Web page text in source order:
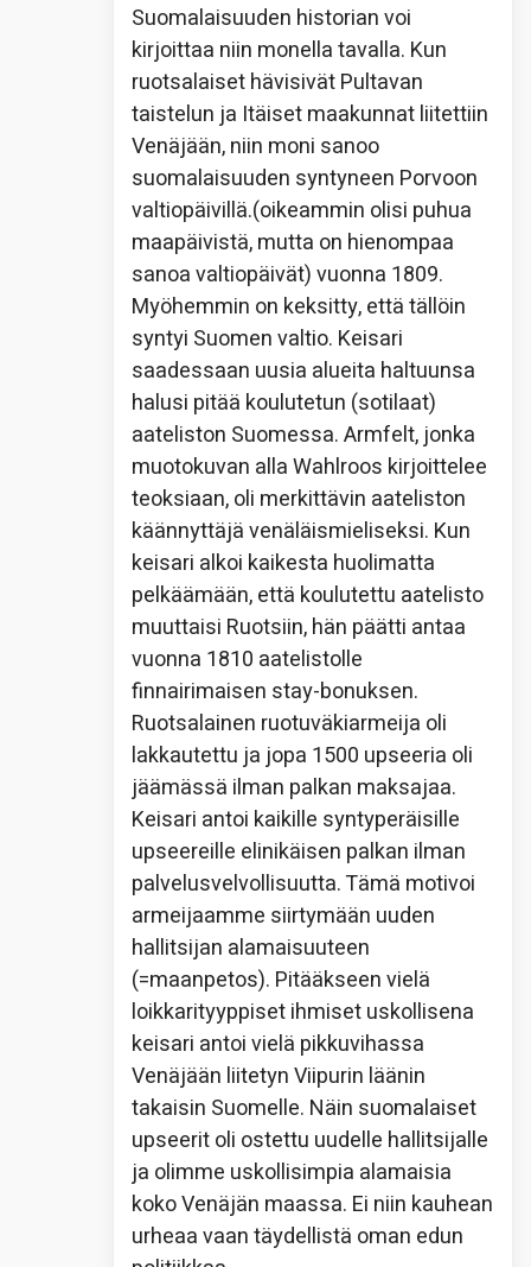
Suomalaisuuden historian voi
kirjoittaa niin monella tavalla. Kun
ruotsalaiset hävisivät Pultavan
taistelun ja Itäiset maakunnat liitettiin
Venäjään, niin moni sanoo
suomalaisuuden syntyneen Porvoon
valtiopäivillä.(oikeammin olisi puhua
maapäivistä, mutta on hienompaa
sanoa valtiopäivät) vuonna 1809.
Myöhemmin on keksitty, että tällöin
syntyi Suomen valtio. Keisari
saadessaan uusia alueita haltuunsa
halusi pitää koulutetun (sotilaat)
aateliston Suomessa. Armfelt, jonka
muotokuvan alla Wahlroos kirjoittelee
teoksiaan, oli merkittävin aateliston
käännyttäjä venäläismieliseksi. Kun
keisari alkoi kaikesta huolimatta
pelkäämään, että koulutettu aatelisto
muuttaisi Ruotsiin, hän päätti antaa
vuonna 1810 aatelistolle
finnairimaisen stay-bonuksen.
Ruotsalainen ruotuväkiarmeija oli
lakkautettu ja jopa 1500 upseeria oli
jäämässä ilman palkan maksajaa.
Keisari antoi kaikille syntyperäisille
upseereille elinikäisen palkan ilman
palvelusvelvollisuutta. Tämä motivoi
armeijaamme siirtymään uuden
hallitsijan alamaisuuteen
(=maanpetos). Pitääkseen vielä
loikkarityyppiset ihmiset uskollisena
keisari antoi vielä pikkuvihassa
Venäjään liitetyn Viipurin läänin
takaisin Suomelle. Näin suomalaiset
upseerit oli ostettu uudelle hallitsijalle
ja olimme uskollisimpia alamaisia
koko Venäjän maassa. Ei niin kauhean
urheaa vaan täydellistä oman edun